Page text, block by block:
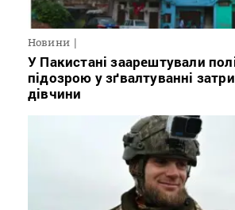
Новини
У Пакистані заарештували
підозрою у зґвалтуванні
дівчини